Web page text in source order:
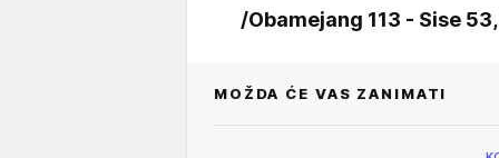
/Obamejang 113 - Sise
MOŽDA ĆE VAS ZANIMATI